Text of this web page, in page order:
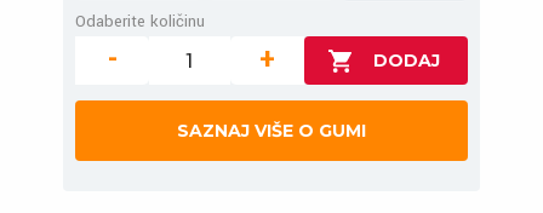
Odaberite količinu
- +
SAZNAJ VIŠE O GUMI